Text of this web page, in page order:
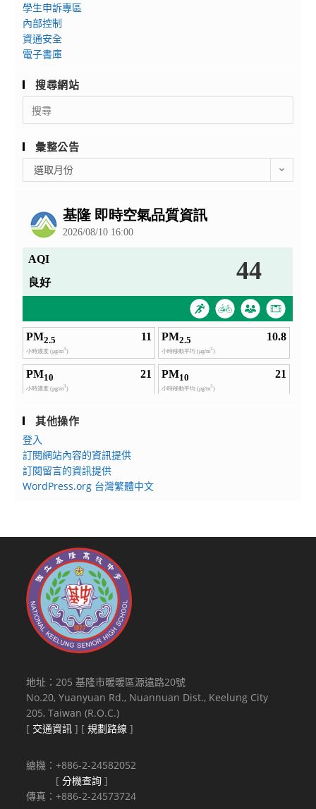
學生申訴專區
內部控制
資通安全
電子書庫
搜尋網站
Search
for:
彙整公告
整
選取月份
其他操作
登入
訂閱網站內容的資訊提供
訂閱留言的資訊提供
WordPress.org 台灣繁體中文
地址：205 基隆市暖暖區源遠路20號
No.20, Yuanyuan Rd., Nuannuan Dist., Keelung City
205, Taiwan (R.O.C.)
[ 交通資訊 ] [規劃路線 ]
總機：+886-2-24582052
[分機查詢 ]
傳真：+886-2-24573724